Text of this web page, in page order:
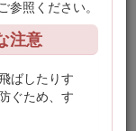
照ください。
注意
ばしたりす
ぐため、す
刈り機であり、
が運転操作する
品は、適切な管
とを主たる目的